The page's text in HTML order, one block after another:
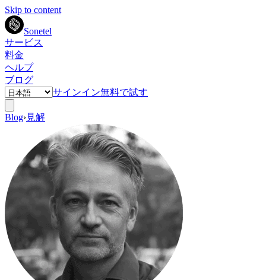
Skip to content
Sonetel
サービス
料金
ヘルプ
ブログ
サインイン無料で試す
Blog›見解